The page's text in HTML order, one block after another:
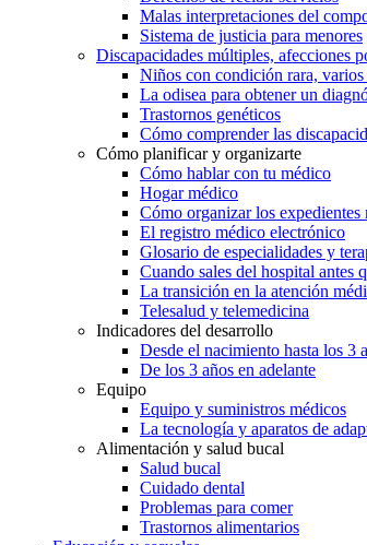
Malas interpretaciones del
Sistema de justicia para menores
Discapacidades múltiples, afecciones
Niños con condición rara,
La odisea para obtener un
Trastornos genéticos
Cómo comprender las
Cómo planificar y organizarte
Cómo hablar con tu médico
Hogar médico
Cómo organizar los expedientes
El registro médico electrónico
Glosario de especialidades y
Cuando sales del hospital antes
La transición en la atención
Telesalud y telemedicina
Indicadores del desarrollo
Desde el nacimiento hasta los 3
De los 3 años en adelante
Equipo
Equipo y suministros médicos
La tecnología y aparatos de
Alimentación y salud bucal
Salud bucal
Cuidado dental
Problemas para comer
Trastornos alimentarios